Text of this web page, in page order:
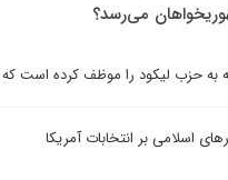
می‌رسد؟
به حزب لیکود را موظف کرده است
اسلامی بر انتخابات آمریکا